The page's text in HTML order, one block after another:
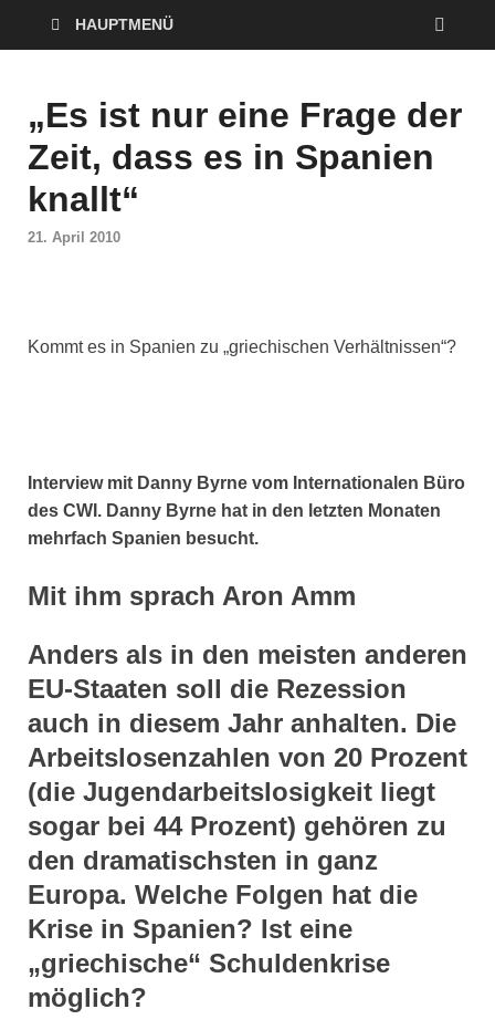
HAUPTMENÜ
„Es ist nur eine Frage der
Zeit, dass es in Spanien
knallt“
21. April 2010
Kommt es in Spanien zu „griechischen Verhältnissen“?
Interview mit Danny Byrne vom Internationalen Büro
des CWI. Danny Byrne hat in den letzten Monaten
mehrfach Spanien besucht.
Mit ihm sprach Aron Amm
Anders als in den meisten anderen
EU-Staaten soll die Rezession
auch in diesem Jahr anhalten. Die
Arbeitslosenzahlen von 20 Prozent
(die Jugendarbeitslosigkeit liegt
sogar bei 44 Prozent) gehören zu
den dramatischsten in ganz
Europa. Welche Folgen hat die
Krise in Spanien? Ist eine
„griechische“ Schuldenkrise
möglich?